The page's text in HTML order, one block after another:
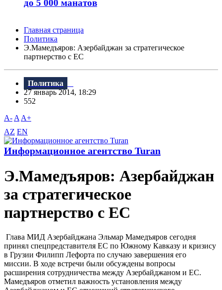
до 5 000 манатов
Главная страница
Политика
Э.Мамедъяров: Азербайджан за стратегическое
партнерство с ЕС
Политика
27 январь 2014, 18:29
552
A- A A+
AZ EN
Информационное агентство Turan
Э.Мамедъяров: Азербайджан
за стратегическое
партнерство с ЕС
Глава МИД Азербайджана Эльмар Мамедъяров сегодня
принял спецпредставителя ЕС по Южному Кавказу и кризису
в Грузии Филипп Лефорта по случаю завершения его
миссии. В ходе встречи были обсуждены вопросы
расширения сотрудничества между Азербайджаном и ЕС.
Мамедъяров отметил важность установления между